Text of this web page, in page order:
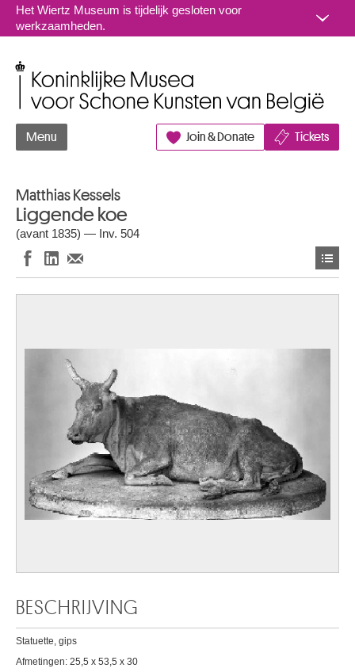
Naar inhoud
Het Wiertz Museum is tijdelijk gesloten voor
werkzaamheden.
Menu Join & Donate Tickets
Matthias Kessels
Liggende koe
(avant 1835) — Inv. 504
BESCHRIJVING
Statuette, gips
Afmetingen: 25,5 x 53,5 x 30